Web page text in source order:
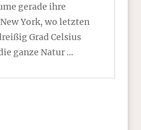
gerade ihre
York, wo letzten
Grad Celsius
ganze Natur …